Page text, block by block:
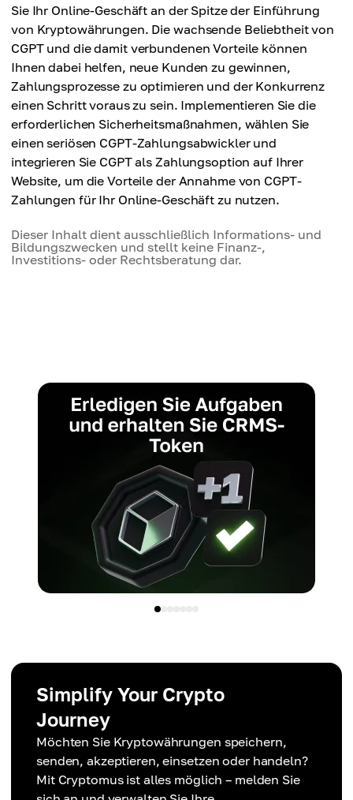
Sie Ihr Online-Geschäft an der Spitze der Einführung
von Kryptowährungen. Die wachsende Beliebtheit von
CGPT und die damit verbundenen Vorteile können
Ihnen dabei helfen, neue Kunden zu gewinnen,
Zahlungsprozesse zu optimieren und der Konkurrenz
einen Schritt voraus zu sein. Implementieren Sie die
erforderlichen Sicherheitsmaßnahmen, wählen Sie
einen seriösen CGPT-Zahlungsabwickler und
integrieren Sie CGPT als Zahlungsoption auf Ihrer
Website, um die Vorteile der Annahme von CGPT-
Zahlungen für Ihr Online-Geschäft zu nutzen.
Dieser Inhalt dient ausschließlich Informations- und
Bildungszwecken und stellt keine Finanz-,
Investitions- oder Rechtsberatung dar.
Simplify Your Crypto
Journey
Möchten Sie Kryptowährungen speichern,
senden, akzeptieren, einsetzen oder handeln?
Mit Cryptomus ist alles möglich – melden Sie